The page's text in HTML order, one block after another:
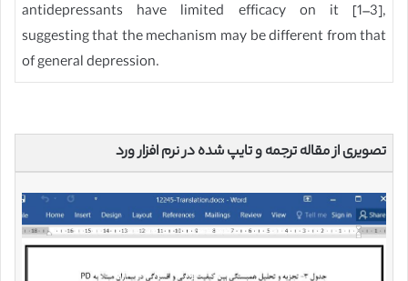
antidepressants have limited efficacy on it [1–3],
suggesting that the mechanism may be different from that
of general depression.
تصویری از مقاله ترجمه و تایپ شده در نرم افزار ورد